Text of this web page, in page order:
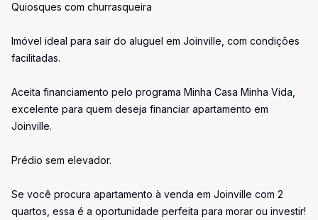
Quiosques com churrasqueira
Imóvel ideal para sair do aluguel em Joinville, com condições
facilitadas.
Aceita financiamento pelo programa Minha Casa Minha Vida,
excelente para quem deseja financiar apartamento em
Joinville.
Prédio sem elevador.
Se você procura apartamento à venda em Joinville com 2
quartos, essa é a oportunidade perfeita para morar ou investir!